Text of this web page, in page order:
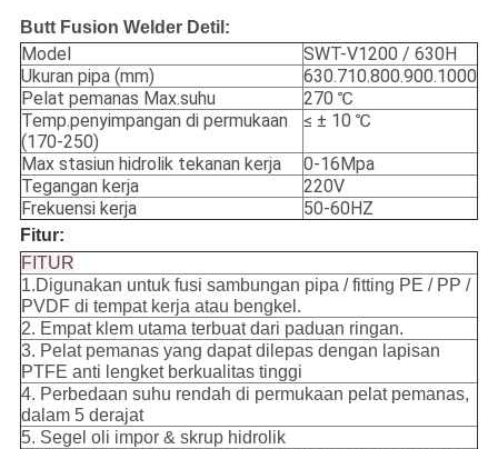
Butt Fusion Welder Detil:
Model
SWT-V1200 / 630H
Ukuran pipa (mm)
630.710.800.900.1000
Pelat pemanas Max.suhu
270 ℃
Temp.penyimpangan di permukaan
(170-250)
≤ ± 10 ℃
Max stasiun hidrolik tekanan kerja
0-16Mpa
Tegangan kerja
220V
Frekuensi kerja
50-60HZ
Fitur:
FITUR
1.Digunakan untuk fusi sambungan pipa / fitting PE / PP /
PVDF di tempat kerja atau bengkel.
2. Empat klem utama terbuat dari paduan ringan.
3. Pelat pemanas yang dapat dilepas dengan lapisan
PTFE anti lengket berkualitas tinggi
4. Perbedaan suhu rendah di permukaan pelat pemanas,
dalam 5 derajat
5. Segel oli impor & skrup hidrolik